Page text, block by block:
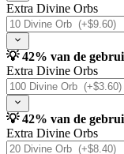
Extra Divine Orbs
💡 42% van de
Extra Divine Orbs
💡 42% van de
Extra Divine Orbs